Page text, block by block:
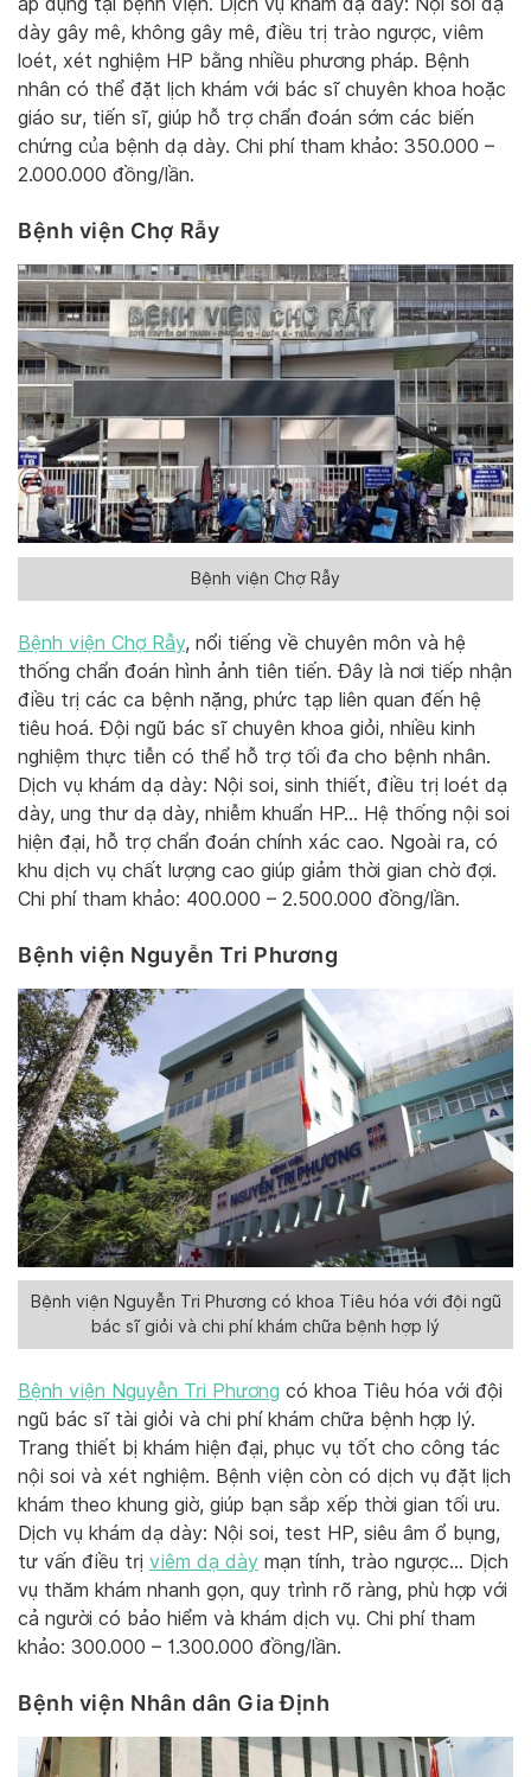
dày gây mê, không gây mê, điều trị trào ngược, viêm
loét, xét nghiệm HP bằng nhiều phương pháp. Bệnh
nhân có thể đặt lịch khám với bác sĩ chuyên khoa hoặc
giáo sư, tiến sĩ, giúp hỗ trợ chẩn đoán sớm các biến
chứng của bệnh dạ dày. Chi phí tham khảo: 350.000 –
2.000.000 đồng/lần.
Bệnh viện Chợ Rẫy
Bệnh viện Chợ Rẫy
Bệnh viện Chợ Rẫy, nổi tiếng về chuyên môn và hệ
thống chẩn đoán hình ảnh tiên tiến. Đây là nơi tiếp nhận
điều trị các ca bệnh nặng, phức tạp liên quan đến hệ
tiêu hoá. Đội ngũ bác sĩ chuyên khoa giỏi, nhiều kinh
nghiệm thực tiễn có thể hỗ trợ tối đa cho bệnh nhân.
Dịch vụ khám dạ dày: Nội soi, sinh thiết, điều trị loét dạ
dày, ung thư dạ dày, nhiễm khuẩn HP… Hệ thống nội soi
hiện đại, hỗ trợ chẩn đoán chính xác cao. Ngoài ra, có
khu dịch vụ chất lượng cao giúp giảm thời gian chờ đợi.
Chi phí tham khảo: 400.000 – 2.500.000 đồng/lần.
Bệnh viện Nguyễn Tri Phương
Bệnh viện Nguyễn Tri Phương có khoa Tiêu hóa với đội ngũ
bác sĩ giỏi và chi phí khám chữa bệnh hợp lý
Bệnh viện Nguyễn Tri Phương có khoa Tiêu hóa với đội
ngũ bác sĩ tài giỏi và chi phí khám chữa bệnh hợp lý.
Trang thiết bị khám hiện đại, phục vụ tốt cho công tác
nội soi và xét nghiệm. Bệnh viện còn có dịch vụ đặt lịch
khám theo khung giờ, giúp bạn sắp xếp thời gian tối ưu.
Dịch vụ khám dạ dày: Nội soi, test HP, siêu âm ổ bụng,
tư vấn điều trị viêm dạ dày mạn tính, trào ngược… Dịch
vụ thăm khám nhanh gọn, quy trình rõ ràng, phù hợp với
cả người có bảo hiểm và khám dịch vụ. Chi phí tham
khảo: 300.000 – 1.300.000 đồng/lần.
Bệnh viện Nhân dân Gia Định